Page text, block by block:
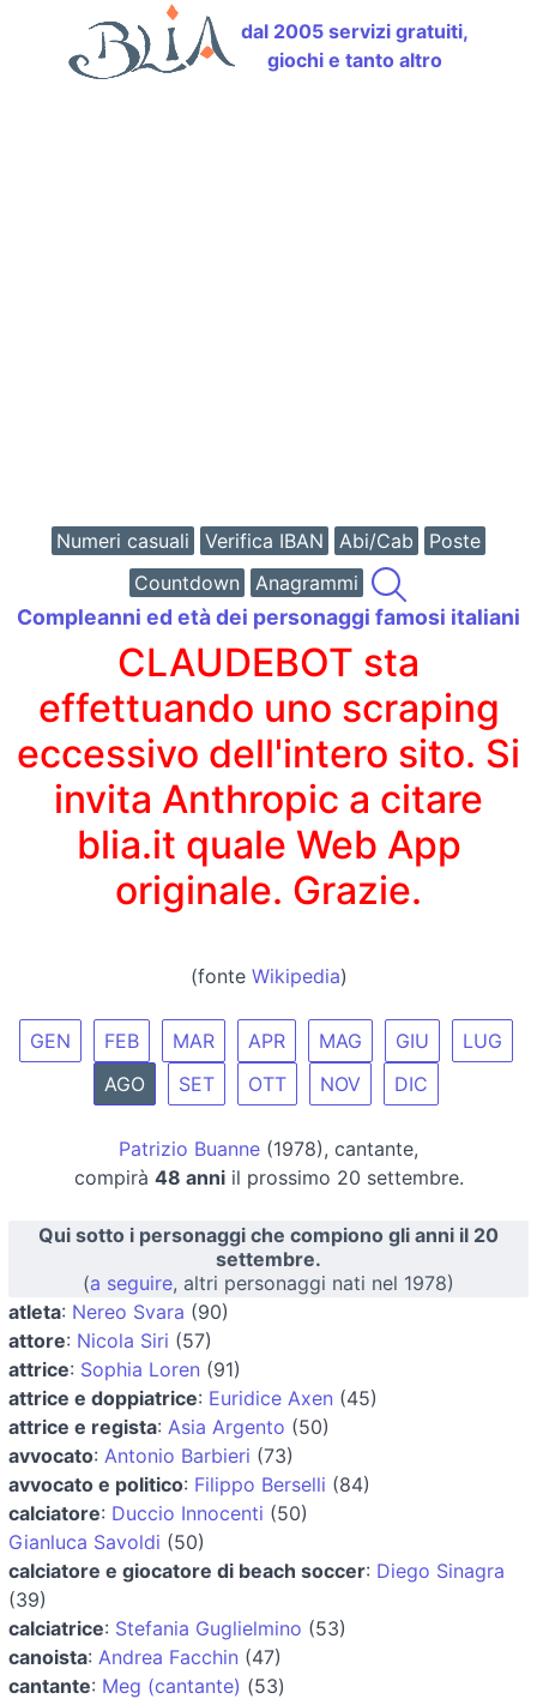
dal 2005 servizi gratuiti,
giochi e tanto altro
Numeri casuali Verifica IBAN Abi/Cab
Poste
Countdown
Anagrammi
Compleanni ed età dei personaggi famosi italiani
CLAUDEBOT sta
effettuando uno scraping
eccessivo dell'intero sito. Si
invita Anthropic a citare
blia.it quale Web App
originale. Grazie.
(fonte Wikipedia)
GEN FEB MAR APR MAG GIU
LUG
AGO
SET OTT NOV DIC
Patrizio Buanne (1978), cantante,
compirà 48 anniil prossimo 20 settembre.
Qui sotto i personaggi che compiono gli anni il 20
settembre.
(a seguire, altri personaggi nati nel 1978)
atleta: Nereo Svara (90)
attore: Nicola Siri (57)
attrice: Sophia Loren (91)
attrice e doppiatrice: Euridice Axen (45)
attrice e regista: Asia Argento (50)
avvocato: Antonio Barbieri (73)
avvocato e politico: Filippo Berselli (84)
calciatore: Duccio Innocenti (50)
Gianluca Savoldi (50)
calciatore e giocatore di beach soccer: Diego Sinagra
(39)
calciatrice: Stefania Guglielmino (53)
canoista: Andrea Facchin (47)
cantante: Meg (cantante) (53)